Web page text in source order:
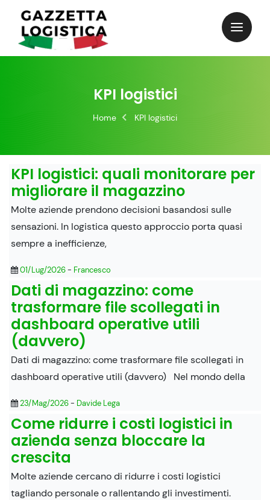
content
KPI logistici
Home KPI logistici
KPI logistici: quali monitorare per
migliorare il magazzino
Molte aziende prendono decisioni basandosi sulle
sensazioni. In logistica questo approccio porta quasi
sempre a inefficienze,
01/Lug/2026- Francesco
Dati di magazzino: come
trasformare file scollegati in
dashboard operative utili
(davvero)
Dati di magazzino: come trasformare file scollegati in
dashboard operative utili (davvero) Nel mondo della
23/Mag/2026- Davide Lega
Come ridurre i costi logistici in
azienda senza bloccare la
crescita
Molte aziende cercano di ridurre i costi logistici
tagliando personale o rallentando gli investimenti.